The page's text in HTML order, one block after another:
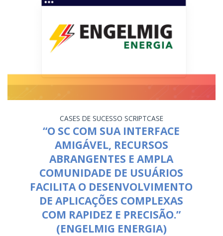
CASES DE SUCESSO SCRIPTCASE
“O SC COM SUA INTERFACE
AMIGÁVEL, RECURSOS
ABRANGENTES E AMPLA
COMUNIDADE DE USUÁRIOS
FACILITA O DESENVOLVIMENTO
DE APLICAÇÕES COMPLEXAS
COM RAPIDEZ E PRECISÃO.”
(ENGELMIG ENERGIA)